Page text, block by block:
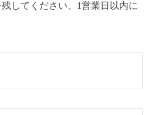
してください、1営業日以内に